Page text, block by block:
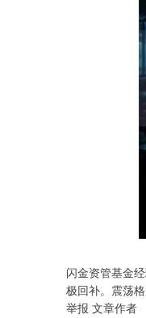
闪金资管基金
极回补。震荡
举报 文章作者